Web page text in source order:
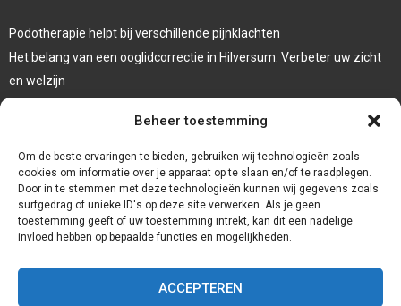
Beheer toestemming
Om de beste ervaringen te bieden, gebruiken wij technologieën zoals
cookies om informatie over je apparaat op te slaan en/of te raadplegen.
Door in te stemmen met deze technologieën kunnen wij gegevens zoals
surfgedrag of unieke ID's op deze site verwerken. Als je geen
toestemming geeft of uw toestemming intrekt, kan dit een nadelige
invloed hebben op bepaalde functies en mogelijkheden.
ACCEPTEREN
Podotherapie helpt bij verschillende pijnklachten
Het belang van een ooglidcorrectie in Hilversum: Verbeter uw zicht
en welzijn
Veelgebruikte behandeltechnieken in de fysiotherapie